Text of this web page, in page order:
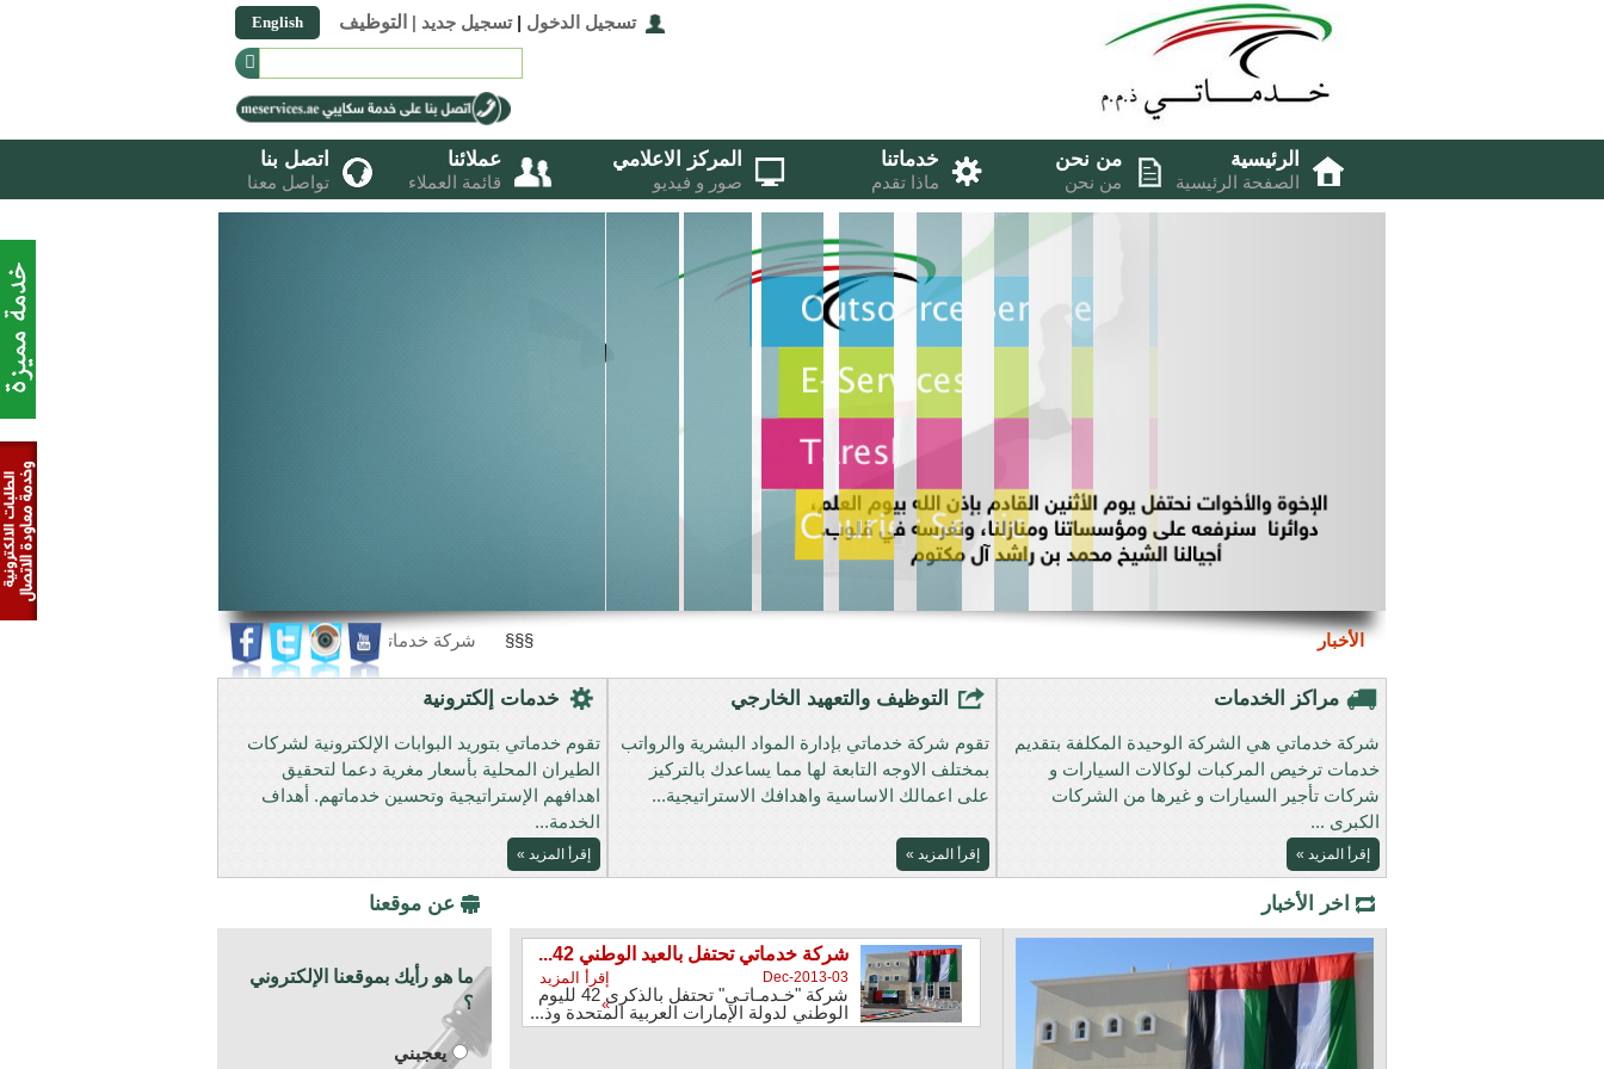
تسجيل الدخول | تسجيل جديد | التوظيف English
الرئيسية
الصفحة الرئيسية
من نحن
من نحن
خدماتنا
ماذا تقدم
المركز الاعلامي
صور و فيديو
عملائنا
قائمة العملاء
اتصل بنا
تواصل معنا
الأخبار شركة خدماتي تحتفل بالعيد الوطني 42§§§
مراكز الخدمات
شركة خدماتي هي الشركة الوحيدة المكلفة بتقديم
خدمات ترخيص المركبات لوكالات السيارات و
شركات تأجير السيارات و غيرها من الشركات
الكبرى ...
إقرأ المزيد »
التوظيف والتعهيد الخارجي
تقوم شركة خدماتي بإدارة المواد البشرية والرواتب
بمختلف الاوجه التابعة لها مما يساعدك بالتركيز
على اعمالك الاساسية واهدافك الاستراتيجية...
إقرأ المزيد »
خدمات إلكترونية
تقوم خدماتي بتوريد البوابات الإلكترونية لشركات
الطيران المحلية بأسعار مغرية دعما لتحقيق
اهدافهم الإستراتيجية وتحسين خدماتهم. أهداف
الخدمة...
إقرأ المزيد »
اخر الأخبار
شركة خدماتي تحتفل بالعيد الوطني 42...
03-Dec-2013
شركة "خـدمـاتـي" تحتفل بالذكرى 42 لليوم
الوطني لدولة الإمارات العربية المتحدة وذ...
إقرأ المزيد
»
عن موقعنا
ما هو رأيك بموقعنا الإلكتروني
؟
يعجبني